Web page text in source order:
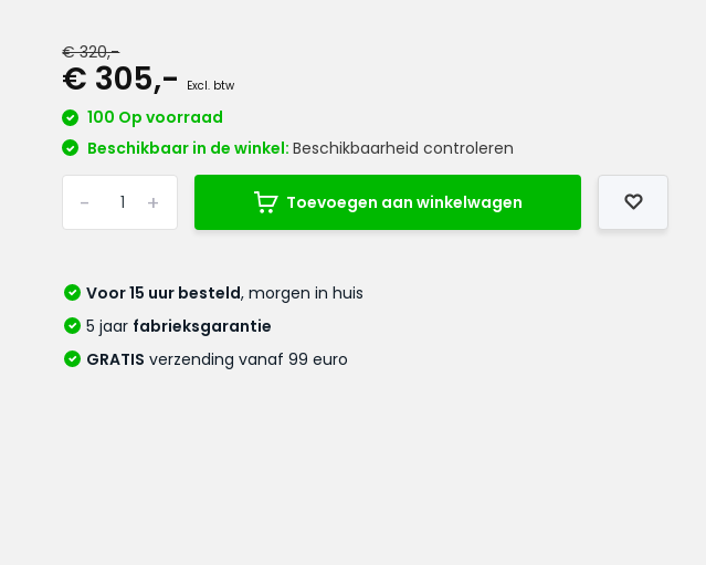
€ 320,-
€ 305,- Excl. btw
100 Op voorraad
Beschikbaar in de winkel:Beschikbaarheid controleren
+
- Toevoegen aan winkelwagen
Voor 15 uur besteld, morgen in huis
5 jaar fabrieksgarantie
GRATIS verzending vanaf 99 euro